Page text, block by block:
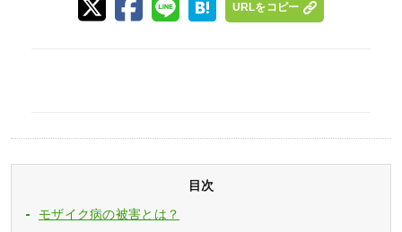
URLをコピー
目次
モザイク病の被害とは？